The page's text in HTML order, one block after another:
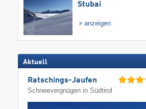
Stubai
anzeigen
Aktuell
Ratschings-Jaufen
Schneevergnügen in Südtirol